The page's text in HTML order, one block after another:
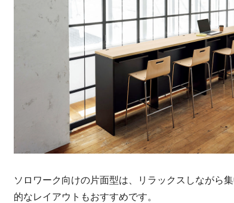
ソロワーク向けの片面型は、リラックスしながら
的なレイアウトもおすすめです。